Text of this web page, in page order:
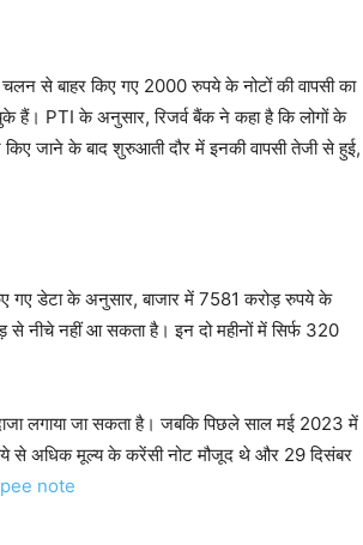
से बाहर किए गए 2000 रुपये के नोटों की वापसी का
हैं। PTI के अनुसार, रिजर्व बैंक ने कहा है कि लोगों के
जाने के बाद शुरुआती दौर में इनकी वापसी तेजी से हुई,
गए डेटा के अनुसार, बाजार में 7581 करोड़ रुपये के
नहीं आ सकता है। इन दो महीनों में सिर्फ 320
लगाया जा सकता है। जबकि पिछले साल मई 2023 में
से अधिक मूल्य के करेंसी नोट मौजूद थे और 29 दिसंबर
note